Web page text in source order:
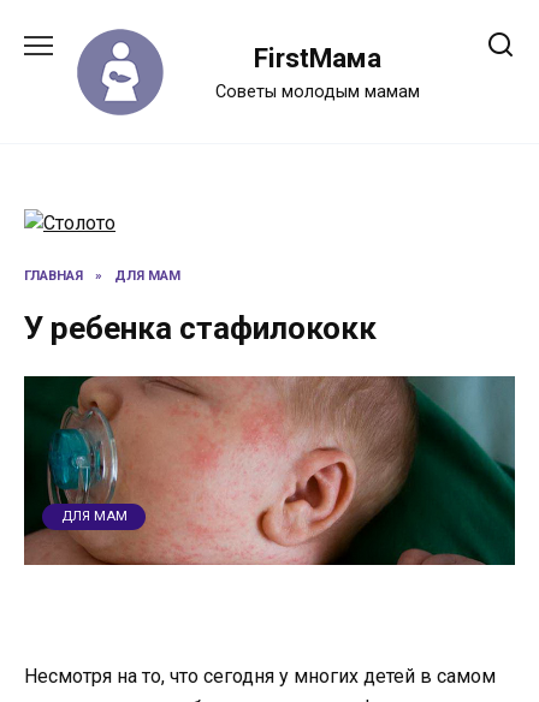
содержанию
FirstМама
Советы молодым мамам
ГЛАВНАЯ » ДЛЯ МАМ
У ребенка стафилококк
ДЛЯ МАМ
Несмотря на то, что сегодня у многих детей в самом